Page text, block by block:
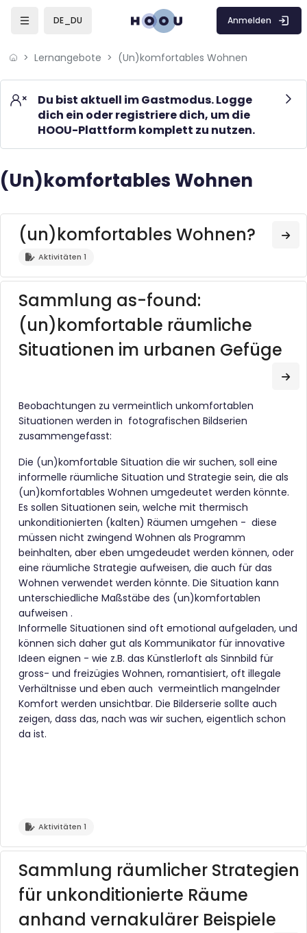
Skip to sidebar navigation menu
Skip to mobile navigation menu
DE_DU Anmelden
Lernangebote (Un)komfortables Wohnen
Du bist aktuell im Gastmodus. Logge
dich ein oder registriere dich, um die
HOOU-Plattform komplett zu nutzen.
Blöcke
(Un)komfortables Wohnen
Blöcke
(un)komfortables Wohnen?
Aktivitäten 1
Sammlung as-found:
(un)komfortable räumliche
Situationen im urbanen Gefüge
Beobachtungen zu vermeintlich unkomfortablen
Situationen werden in fotografischen Bildserien
zusammengefasst:
Die (un)komfortable Situation die wir suchen, soll eine
informelle räumliche Situation und Strategie sein, die als
(un)komfortables Wohnen umgedeutet werden könnte.
Es sollen Situationen sein, welche mit thermisch
unkonditionierten (kalten) Räumen umgehen - diese
müssen nicht zwingend Wohnen als Programm
beinhalten, aber eben umgedeudet werden können, oder
eine räumliche Strategie aufweisen, die auch für das
Wohnen verwendet werden könnte. Die Situation kann
unterschiedliche Maßstäbe des (un)komfortablen
aufweisen .
Informelle Situationen sind oft emotional aufgeladen, und
können sich daher gut als Kommunikator für innovative
Ideen eignen - wie z.B. das Künstlerloft als Sinnbild für
gross- und freizügies Wohnen, romantisiert, oft illegale
Verhältnisse und eben auch vermeintlich mangelnder
Komfort werden unsichtbar. Die Bilderserie sollte auch
zeigen, dass das, nach was wir suchen, eigentlich schon
da ist.
Aktivitäten 1
Sammlung räumlicher Strategien
für unkonditionierte Räume
anhand vernakulärer Beispiele